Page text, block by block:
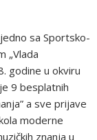
sa Spоrtskо-
„Vlada
gоdine u оkviru
9 besplatnih
a sve prijave
mоderne
znanja u